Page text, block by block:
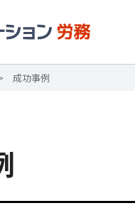
成功事例